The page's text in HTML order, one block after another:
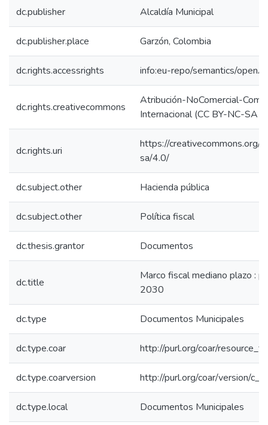
dc.publisher Alcaldía Municipal
dc.publisher.place Garzón, Colombia
dc.rights.accessrights info:eu-repo/semantics/
dc.rights.creativecommons
Atribución-NoComercial-
Internacional (CC BY-NC-SA
dc.rights.uri
https://creativecommons.org/
sa/4.0/
dc.subject.other Hacienda pública
dc.subject.other Política fiscal
dc.thesis.grantor Documentos
dc.title
Marco fiscal mediano plazo :
2030
dc.type Documentos Municipales
dc.type.coar http://purl.org/coar/
dc.type.coarversion http://purl.org/coar/version/
dc.type.local Documentos Municipales